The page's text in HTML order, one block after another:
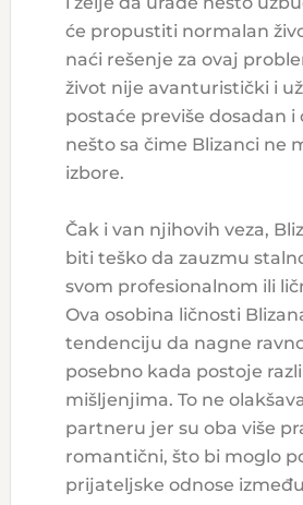
će propustiti normalan
naći rešenje za ovaj
život nije avanturistički i
postaće previše dosadan i
nešto sa čime Blizanci ne
izbore.
Čak i van njihovih veza,
biti teško da zauzmu
svom profesionalnom ili
Ova osobina ličnosti
tendenciju da nagne
posebno kada postoje
mišljenjima. To ne
partneru jer su oba više
romantični, što bi moglo
prijateljske odnose